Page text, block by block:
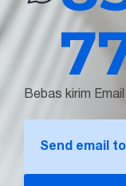
Bebas kirim Email
Send email